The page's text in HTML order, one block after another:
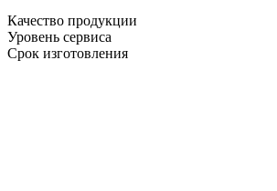
Качество продукции
Уровень сервиса
Срок изготовления